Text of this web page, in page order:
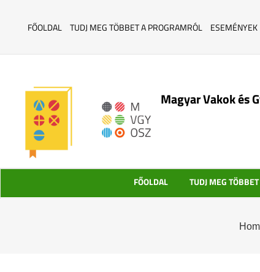
FŐOLDAL TUDJ MEG TÖBBET A PROGRAMRÓL ESEMÉNYEK
Magyar Vakok és
FŐOLDAL TUDJ MEG